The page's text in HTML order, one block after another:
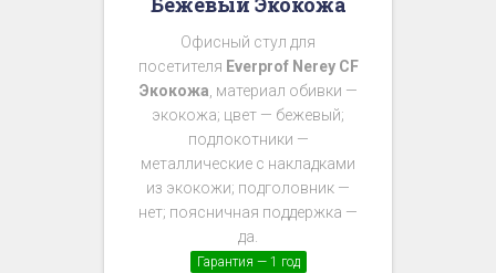
Офисный стул для
посетителя Everprof Nerey CF
Экокожа , материал обивки —
экокожа; цвет — бежевый;
подлокотники —
металлические с накладками
из экокожи; подголовник —
нет; поясничная поддержка —
да.
Гарантия — 1 год